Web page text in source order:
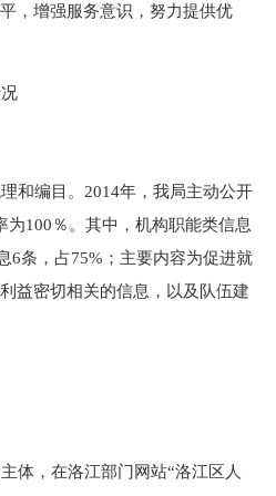
，增强服务意识，努力提供优
和编目。 2014年，我局主动公开
为100 ％。其中，机构职能类信息
6条，占75% ；主要内容为促进就
益密切相关的信息，以及队伍建
体，在洛江部门网站“洛江区人